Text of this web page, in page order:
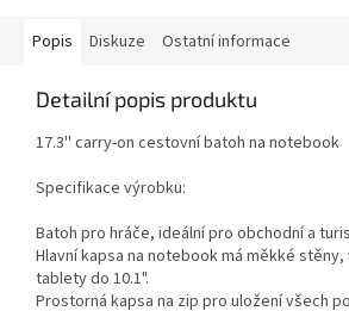
Popis Diskuze Ostatní informace
Detailní popis produktu
17.3'' carry-on cestovní batoh na notebook
Specifikace výrobku:
Batoh pro hráče, ideální pro obchodní a
Hlavní kapsa na notebook má měkké
tablety do 10.1".
Prostorná kapsa na zip pro uložení všech